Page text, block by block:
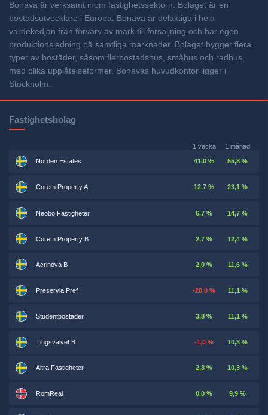
Bonava är verksamt inom fastighetssektorn. Bolaget är en
bostadsutvecklare i Europa. Bonava är delaktiga i hela
värdekedjan från förvärv av mark till försäljning och har egen
produktionsledning på samtliga marknader. Bolaget bygger flera
typer av bostäder, såsom flerbostadshus, småhus och radhus,
med olika upplåtelseformer. Bonavas huvudkontor ligger i
Stockholm.
Fastighetsbolag
1 vecka 1 månad
Norden Estates 41,0 % 55,8 %
Corem Property A 12,7 % 23,1 %
Neobo Fastigheter 6,7 % 14,7 %
Corem Property B 2,7 % 12,4 %
Acrinova B 2,0 % 11,6 %
Preservia Pref -20,0 % 11,1 %
Studentbostäder 3,8 % 11,1 %
Tingsvalvet B -1,0 % 10,3 %
Altra Fastigheter 2,8 % 10,3 %
RomReal 0,0 % 9,9 %